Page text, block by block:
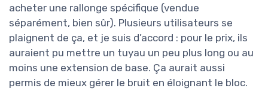
acheter une rallonge spécifique (vendue
séparément, bien sûr). Plusieurs utilisateurs se
plaignent de ça, et je suis d’accord : pour le prix, ils
auraient pu mettre un tuyau un peu plus long ou au
moins une extension de base. Ça aurait aussi
permis de mieux gérer le bruit en éloignant le bloc.